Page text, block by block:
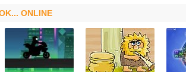
ONLINE